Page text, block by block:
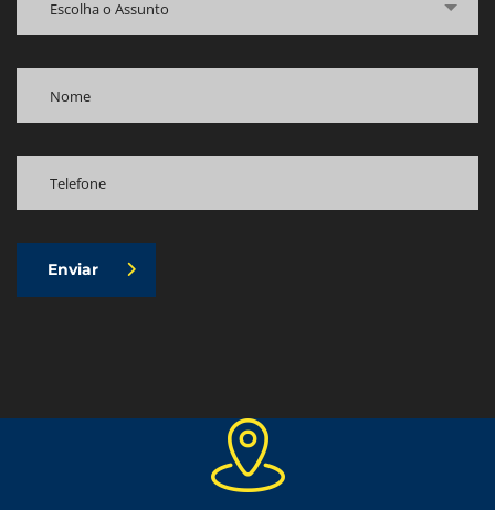
Escolha o Assunto
Enviar